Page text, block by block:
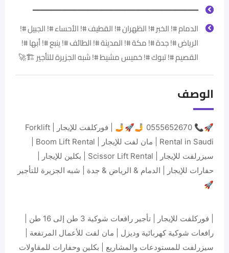
━━━━━━━━━━━━━━━━━━━━━━━━━━━━━━━━━━━━
الدمام #! الخبر #! الظهران #! القطيف #! الأحساء #! الجبيل #!
الرياض #! جدة #! مكة #! المدينة #! الطائف #! ينبع #! أبها #!
القصيم #! تبوك #! خميس مشيط #! شبه الجزيرة للتأجير 🏗️🚀
الوصف
🚀📞 0555652670 🤳🚀🤳 | فوركلفت للإيجار | Forklift
سيزرلفت للإيجار | Scissor Lift Rental | بكلين للإيجار |
حفارات للإيجار | الدمام & الرياض & جدة | شبه الجزيرة للتأجير
🚀
| فوركلفت للإيجار | تأجير رافعات شوكية 3 طن إلى 16 طن |
رافعات شوكية كهربائية وديزل | مان لفت للأعمال المرتفعة |
سيزرلفت للمستودعات والمشاريع | بكلين وحفارات للمقاولات